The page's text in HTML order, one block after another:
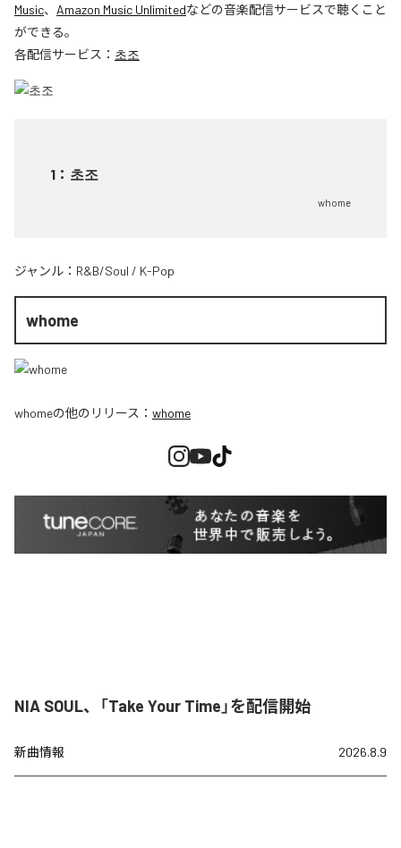
Music、 Amazon Music Unlimitedなどの音楽配信サービスで聴くこと
ができる。
各配信サービス： 초조
1 ： 초조
whome
ジャンル： R&B/Soul / K-Pop
whome
whomeの他のリリース： whome
NIA SOUL、「Take Your Time」を配信開始
新曲情報 2026.8.9